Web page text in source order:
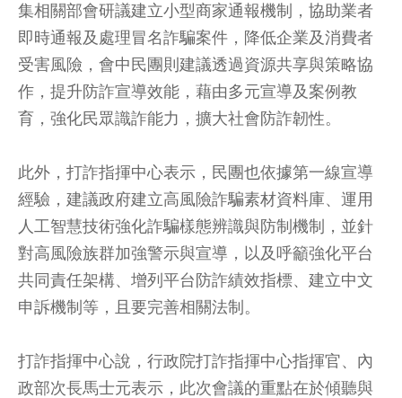
集相關部會研議建立小型商家通報機制，協助業者
即時通報及處理冒名詐騙案件，降低企業及消費者
受害風險，會中民團則建議透過資源共享與策略協
作，提升防詐宣導效能，藉由多元宣導及案例教
育，強化民眾識詐能力，擴大社會防詐韌性。
此外，打詐指揮中心表示，民團也依據第一線宣導
經驗，建議政府建立高風險詐騙素材資料庫、運用
人工智慧技術強化詐騙樣態辨識與防制機制，並針
對高風險族群加強警示與宣導，以及呼籲強化平台
共同責任架構、增列平台防詐績效指標、建立中文
申訴機制等，且要完善相關法制。
打詐指揮中心說，行政院打詐指揮中心指揮官、內
政部次長馬士元表示，此次會議的重點在於傾聽與